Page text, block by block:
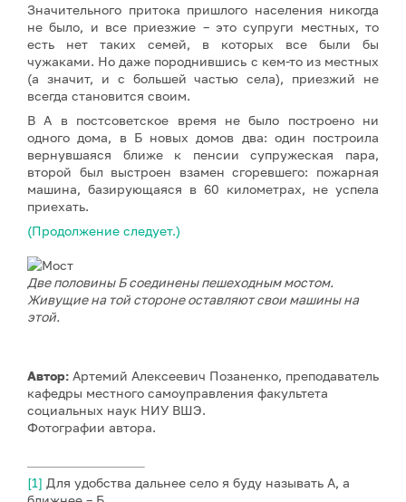
Значительного притока пришлого населения никогда
не было, и все приезжие – это супруги местных, то
есть нет таких семей, в которых все были бы
чужаками. Но даже породнившись с кем-то из местных
(а значит, и с большей частью села), приезжий не
всегда становится своим.
В А в постсоветское время не было построено ни
одного дома, в Б новых домов два: один построила
вернувшаяся ближе к пенсии супружеская пара,
второй был выстроен взамен сгоревшего: пожарная
машина, базирующаяся в 60 километрах, не успела
приехать.
(Продолжение следует.)
Две половины Б соединены пешеходным мостом.
Живущие на той стороне оставляют свои машины на
этой.
Автор: Артемий Алексеевич Позаненко, преподаватель
кафедры местного самоуправления факультета
социальных наук НИУ ВШЭ.
Фотографии автора.
[1] Для удобства дальнее село я буду называть А, а